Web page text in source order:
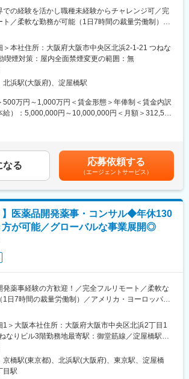
クト例
・医療機関と連携した臨床研究支援
問い合わせ起点が中心で、アウトバウンドで「取っ
も、引き受けた案件を“成功させる推進”が重要
時並行：2～3案件程度
研究計画作成支援、リクルーティング、オペレーショ
、問い合わせ対応、データ管理、解析計画、解析実
解析クラウド導入支援
ング計画に基づく導入提案（問い合わせ対応中心）
タでの精度検証・チューニング、顧客QA
グ、契約書締結、請求管理
候補として
質のレビュー、プロセスの標準化
携した案件全体の進捗・優先順位設計
の経験を活かし職種未経験からチャレンジ可／完
ト／柔軟な勤務が可能（1日7時間の裁量労働制）／
ルティング会社◆◇
おけるCMC領域を中心に、コンサルティングおよび
作成業務をお任せします。
わる品質・製造・試験に関する戦略立案から資料作
ていただきます。
・評価・助言・企画の設定
験方法に関する資料の評価・助言
に関する資料の評価・助言
者認定、原薬等登録等
は欧米製薬会社または外資系製薬会社がほとんどで
は一人で行うのではなく、現社員と共に分担し業務
だきます。
ーカー出身が会員である関西医薬協会に、当社は会
ています。業界関連のセミナーにも参加すること
る環境です。
のため、拠点（東京・大阪）の近くにお住まいで
いただけます。
＞本社住所：大阪府大阪市中央区北浜2-1-21 つねな
喫煙対策：屋内全面禁煙変更の範囲：無
北浜駅(大阪府)、淀屋橋駅
500万円～1,000万円＜賃金形態＞年俸制＜賃金内訳
給）：5,000,000円～10,000,000円＜月額＞312,500
月分、冬2ヶ月分）賃金はあくまでも目安の金額であ
じて上下する可能性があります。月給(月額)は固定手
記です。
なる 応募依頼する
（エージェントサービス）
】医薬品開発薬事・コンサル◆年休130
方が可能／グローバルな事業展開◎
薬事経験の方歓迎！／完全フルリモート／柔軟な
1日7時間の裁量労働制）／アメリカ・ヨーロッパ企
おける薬事戦略の立案・評価・助言を中心としたコ
業務をお任せします。承認取得に向けた最適な戦
流ポジションです。
1＞大阪本社住所：大阪府大阪市中央区北浜2丁目1
りビル3階勤務地最寄駅：御堂筋線／淀屋橋駅受
屋内全面禁煙＜勤務地詳細2＞東京支社住所：東京都
内1-11-1 パシフィックセンチュリープレイス丸の内
対策：屋内全面禁煙変更の範囲：無
京橋駅(東京都)、北浜駅(大阪府)、東京駅、淀屋橋
目駅